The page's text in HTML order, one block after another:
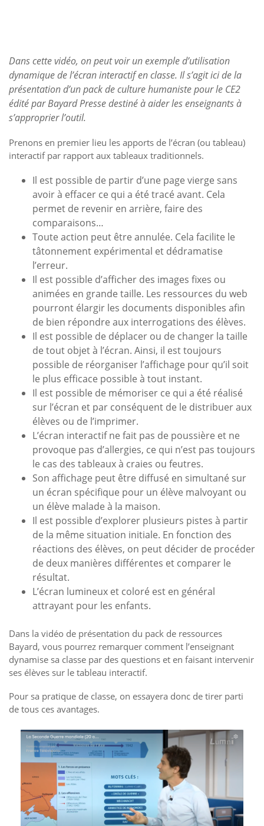
Dans cette vidéo, on peut voir un exemple d’utilisation
dynamique de l’écran interactif en classe. Il s’agit ici de la
présentation d’un pack de culture humaniste pour le CE2
édité par Bayard Presse destiné à aider les enseignants à
s’approprier l’outil.
Prenons en premier lieu les apports de l’écran (ou tableau)
interactif par rapport aux tableaux traditionnels.
Il est possible de partir d’une page vierge sans
avoir à effacer ce qui a été tracé avant. Cela
permet de revenir en arrière, faire des
comparaisons…
Toute action peut être annulée. Cela facilite le
tâtonnement expérimental et dédramatise
l’erreur.
Il est possible d’afficher des images fixes ou
animées en grande taille. Les ressources du web
pourront élargir les documents disponibles afin
de bien répondre aux interrogations des élèves.
Il est possible de déplacer ou de changer la taille
de tout objet à l’écran. Ainsi, il est toujours
possible de réorganiser l’affichage pour qu’il soit
le plus efficace possible à tout instant.
Il est possible de mémoriser ce qui a été réalisé
sur l’écran et par conséquent de le distribuer aux
élèves ou de l’imprimer.
L’écran interactif ne fait pas de poussière et ne
provoque pas d’allergies, ce qui n’est pas toujours
le cas des tableaux à craies ou feutres.
Son affichage peut être diffusé en simultané sur
un écran spécifique pour un élève malvoyant ou
un élève malade à la maison.
Il est possible d’explorer plusieurs pistes à partir
de la même situation initiale. En fonction des
réactions des élèves, on peut décider de procéder
de deux manières différentes et comparer le
résultat.
L’écran lumineux et coloré est en général
attrayant pour les enfants.
Dans la vidéo de présentation du pack de ressources
Bayard, vous pourrez remarquer comment l’enseignant
dynamise sa classe par des questions et en faisant intervenir
ses élèves sur le tableau interactif.
Pour sa pratique de classe, on essayera donc de tirer parti
de tous ces avantages.